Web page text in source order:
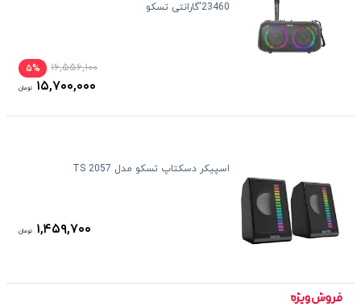
23460'گارانتی تسکو
۵% ۱۶,۵۵۶,۱۰۰
۱۵,۷۰۰,۰۰۰ تومان
اسپیکر دسکتاپ تسکو مدل TS 2057
۱,۴۵۹,۷۰۰ تومان